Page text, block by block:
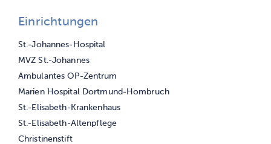
Einrichtungen
Navigation
überspringen
St.-Johannes-Hospital
MVZ St.-Johannes
Ambulantes OP-Zentrum
Marien Hospital Dortmund-Hombruch
St.-Elisabeth-Krankenhaus
St.-Elisabeth-Altenpflege
Christinenstift